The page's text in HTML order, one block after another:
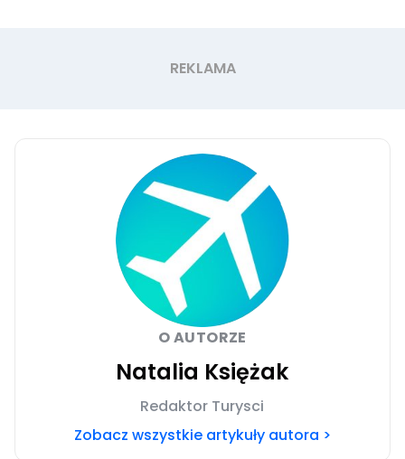
O AUTORZE
Natalia Księżak
Redaktor Turysci
Zobacz wszystkie artykuły autora >